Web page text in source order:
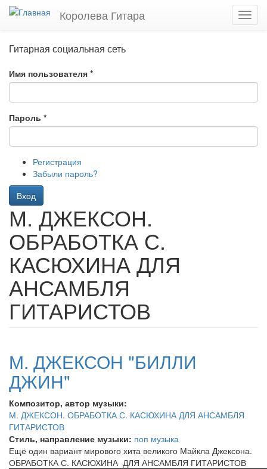
Перейти
Королева Гитара
Гитарная социальная сеть
Имя пользователя *
Пароль *
Регистрация
Забыли пароль?
Вход
М. ДЖЕКСОН.
ОБРАБОТКА С.
КАСЮХИНА ДЛЯ
АНСАМБЛЯ
ГИТАРИСТОВ
М. ДЖЕКСОН "БИЛЛИ
ДЖИН"
Композитор, автор музыки:
М. ДЖЕКСОН. ОБРАБОТКА С. КАСЮХИНА ДЛЯ АНСАМБЛЯ
ГИТАРИСТОВ
Стиль, направление музыки: поп музыка
Ещё один вариант мирового хита великого Майкла Джексона.
ОБРАБОТКА С. КАСЮХИНА ДЛЯ АНСАМБЛЯ ГИТАРИСТОВ